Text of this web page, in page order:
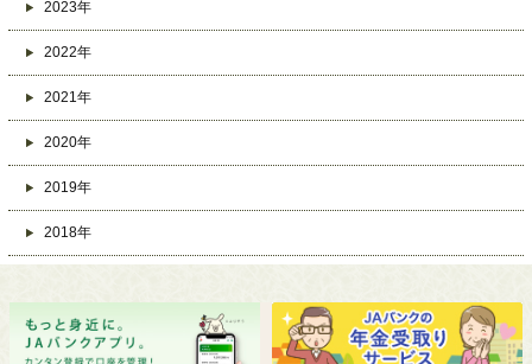
2023年
2022年
2021年
2020年
2019年
2018年